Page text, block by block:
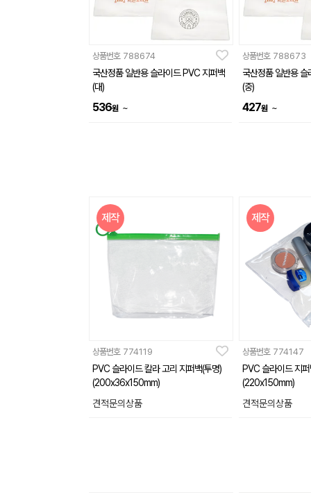
상품번호 788674
국산정품 일반용 슬라이드 PVC 지퍼백
(대)
536원 ~
상품번호 788673
국산정품 일반용
(중)
427원 ~
제작
상품번호 774119
PVC 슬라이드 칼라 고리 지퍼백(투명)
(200x36x150mm)
견적문의상품
제작
상품번호 774147
PVC 슬라이드 지
(220x150mm)
견적문의상품